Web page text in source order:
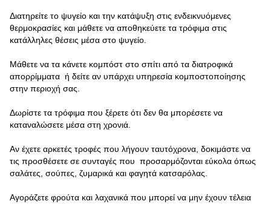
Διατηρείτε το ψυγείο και την κατάψυξη στις ενδεικνυόμενες
θερμοκρασίες και μάθετε να αποθηκεύετε τα τρόφιμα στις
κατάλληλες θέσεις μέσα στο ψυγείο.
Μάθετε να τα κάνετε κομπόστ στο σπίτι από τα διατροφικά
απορρίμματα ή δείτε αν υπάρχει υπηρεσία κομποστοποίησης
στην περιοχή σας.
Δωρίστε τα τρόφιμα που ξέρετε ότι δεν θα μπορέσετε να
καταναλώσετε μέσα στη χρονιά.
Αν έχετε αρκετές τροφές που λήγουν ταυτόχρονα, δοκιμάστε να
τις προσθέσετε σε συνταγές που προσαρμόζονται εύκολα όπως
σαλάτες, σούπες, ζυμαρικά και φαγητά κατσαρόλας.
Αγοράζετε φρούτα και λαχανικά που μπορεί να μην έχουν τέλεια